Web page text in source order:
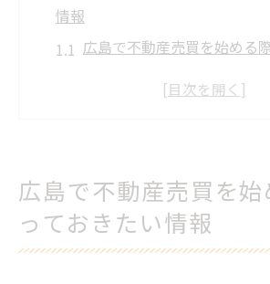
情報
広島で不動産売買を始める
不動産会社ランキングを活
賃貸と売買の違いを広島の
広島県の不動産売買と住環
スマイミーや一覧サイトの
広島で不動産売買を
っておきたい情報